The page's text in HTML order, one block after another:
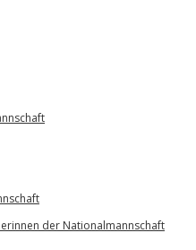
der Nationalmannschaft